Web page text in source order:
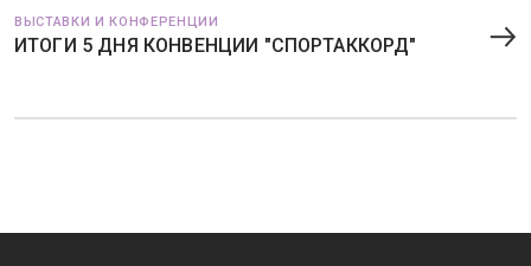
ВЫСТАВКИ И КОНФЕРЕНЦИИ
ИТОГИ 5 ДНЯ КОНВЕНЦИИ "СПОРТАККОРД"